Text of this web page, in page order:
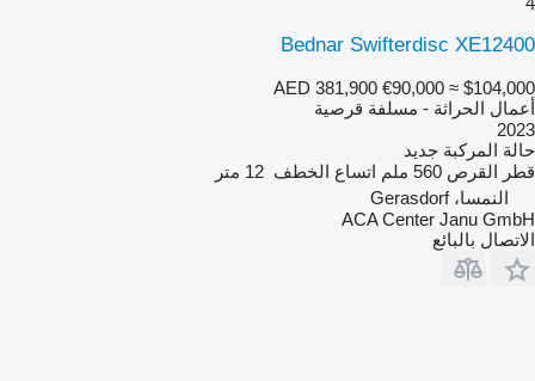
Bednar Swifterdisc XE12400
AED 381,900 €90,000 ≈ $104,000
أعمال الحراثة - مسلفة قرصية
2023
حالة المركبة جديد
قطر القرص 560 ملم اتساع الخطف 12 متر
النمسا، Gerasdorf
ACA Center Janu GmbH
الاتصال بالبائع